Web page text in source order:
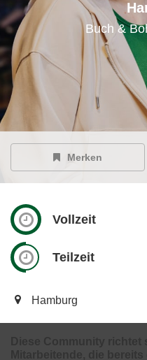
Buch &
Merken
Vollzeit
Teilzeit
Hamburg
Diese Community richtet
Mitarbeitende, die